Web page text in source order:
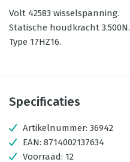
Volt 42583 wisselspanning.
Statische houdkracht 3.500N.
Type 17HZ16.
Specificaties
Artikelnummer: 36942
EAN: 8714002137634
Voorraad: 12